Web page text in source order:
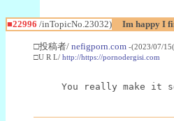
■22996 /inTopicNo.23032) Im happy I
□投稿者/ nefigporn.com -(2023/07/
□U R L/ http://https://pornodergisi.com
You really make it